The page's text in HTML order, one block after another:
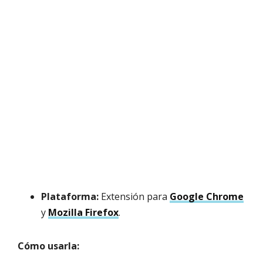
Plataforma: Extensión para Google Chrome
y Mozilla Firefox.
Cómo usarla: